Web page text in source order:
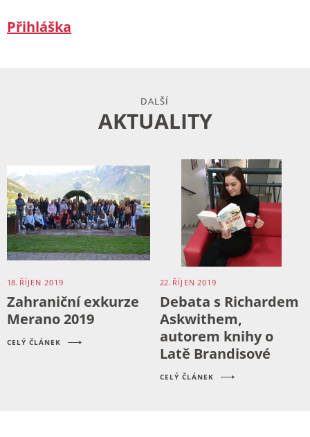
Přihláška
DALŠÍ
AKTUALITY
18. ŘÍJEN 2019
Zahraniční exkurze
Merano 2019
CELÝ ČLÁNEK
22. ŘÍJEN 2019
Debata s Richardem
Askwithem,
autorem knihy o
Latě Brandisové
CELÝ ČLÁNEK